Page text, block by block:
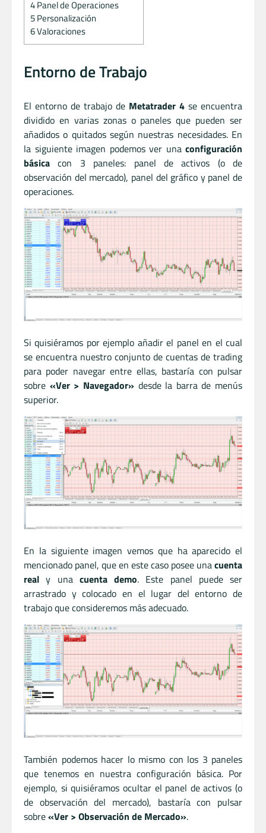
4Panel de Operaciones
5Personalización
6Valoraciones
Entorno de Trabajo
El entorno de trabajo de Metatrader 4 se encuentra
dividido en varias zonas o paneles que pueden ser
añadidos o quitados según nuestras necesidades. En
la siguiente imagen podemos ver una configuración
básica con 3 paneles: panel de activos (o de
observación del mercado), panel del gráfico y panel de
operaciones.
Si quisiéramos por ejemplo añadir el panel en el cual
se encuentra nuestro conjunto de cuentas de trading
para poder navegar entre ellas, bastaría con pulsar
sobre «Ver > Navegador» desde la barra de menús
superior.
En la siguiente imagen vemos que ha aparecido el
mencionado panel, que en este caso posee unacuenta
real y una cuenta demo. Este panel puede ser
arrastrado y colocado en el lugar del entorno de
trabajo que consideremos más adecuado.
También podemos hacer lo mismo con los 3 paneles
que tenemos en nuestra configuración básica. Por
ejemplo, si quisiéramos ocultar el panel de activos (o
de observación del mercado), bastaría con pulsar
sobre«Ver > Observación de Mercado».